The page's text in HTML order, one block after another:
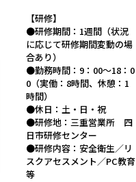
【研修】
●研修期間：1週間（状況
に応じて研修期間変動の場
合あり）
●勤務時間：9：00～18：0
0（実働：8時間、休憩：1
時間）
●休日：土・日・祝
●研修地：三重営業所 四
日市研修センター
●研修内容：安全衛生／リ
スクアセスメント／PC教育
等